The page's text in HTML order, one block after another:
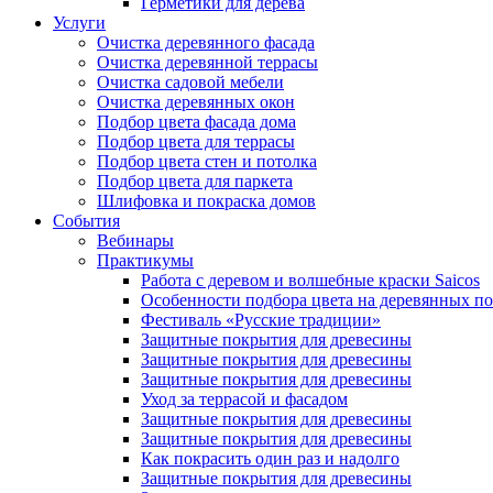
Услуги
Очистка деревянного фасада
Очистка деревянной террасы
Очистка садовой мебели
Очистка деревянных окон
Подбор цвета фасада дома
Подбор цвета для террасы
Подбор цвета стен и потолка
Подбор цвета для паркета
Шлифовка и покраска домов
События
Вебинары
Практикумы
Работа с деревом и волшебные краски Saicos
Особенности подбора цвета на деревянных
Фестиваль «Русские традиции»
Защитные покрытия для древесины
Защитные покрытия для древесины
Защитные покрытия для древесины
Уход за террасой и фасадом
Защитные покрытия для древесины
Защитные покрытия для древесины
Как покрасить один раз и надолго
Защитные покрытия для древесины